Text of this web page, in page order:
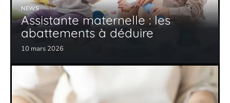
NEWS
Assistante maternelle : les
abattements à déduire
10 mars 2026